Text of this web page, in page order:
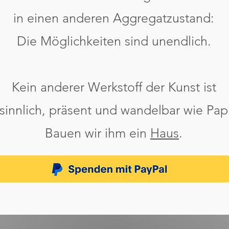
in einen anderen Aggregatzustand:
Die Möglichkeiten sind unendlich.
Kein anderer Werkstoff der Kunst ist
präsent und wandelbar wie
Bauen wir ihm ein Haus.